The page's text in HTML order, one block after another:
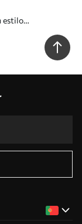
estilo